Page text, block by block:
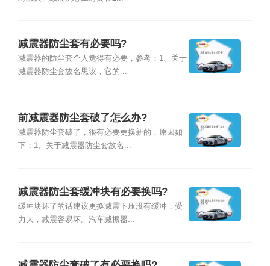
减震器防尘套有必要吗?
减震器的防尘套个人觉得有必要，参考：1、关于
减震器防尘套故名思议，它的...
前减震器防尘套破了怎么办?
减震器防尘套破了，很有必要更换新的，原因如
下：1、关于减震器防尘套故名...
减震器防尘套缓冲块有必要换吗?
缓冲块坏了的话建议更换减震下压没有缓冲，受
力大，减震容易坏。汽车减振器...